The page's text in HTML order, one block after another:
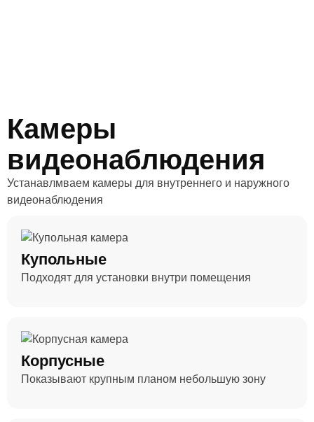
Камеры
видеонаблюдения
Устанавлмваем камеры для внутреннего и наружного
видеонаблюдения
Купольные
Подходят для установки внутри помещения
Корпусные
Показывают крупным планом небольшую зону